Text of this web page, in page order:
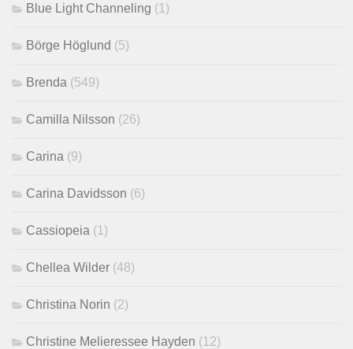
Blue Light Channeling (1)
Börge Höglund (5)
Brenda (549)
Camilla Nilsson (26)
Carina (9)
Carina Davidsson (6)
Cassiopeia (1)
Chellea Wilder (48)
Christina Norin (2)
Christine Melieressee Hayden (12)